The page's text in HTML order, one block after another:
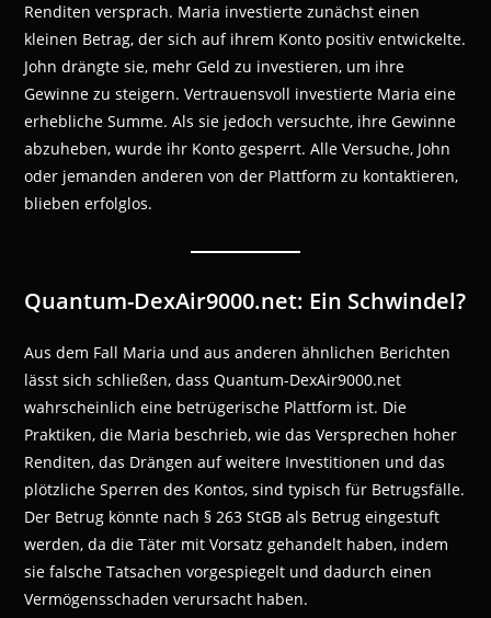
Renditen versprach. Maria investierte zunächst einen
kleinen Betrag, der sich auf ihrem Konto positiv entwickelte.
John drängte sie, mehr Geld zu investieren, um ihre
Gewinne zu steigern. Vertrauensvoll investierte Maria eine
erhebliche Summe. Als sie jedoch versuchte, ihre Gewinne
abzuheben, wurde ihr Konto gesperrt. Alle Versuche, John
oder jemanden anderen von der Plattform zu kontaktieren,
blieben erfolglos.
Quantum-DexAir9000.net: Ein Schwindel?
Aus dem Fall Maria und aus anderen ähnlichen Berichten
lässt sich schließen, dass Quantum-DexAir9000.net
wahrscheinlich eine betrügerische Plattform ist. Die
Praktiken, die Maria beschrieb, wie das Versprechen hoher
Renditen, das Drängen auf weitere Investitionen und das
plötzliche Sperren des Kontos, sind typisch für Betrugsfälle.
Der Betrug könnte nach § 263 StGB als Betrug eingestuft
werden, da die Täter mit Vorsatz gehandelt haben, indem
sie falsche Tatsachen vorgespiegelt und dadurch einen
Vermögensschaden verursacht haben.